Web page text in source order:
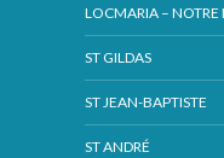
LOCMARIA – NOTRE
ST GILDAS
ST JEAN-BAPTISTE
ST ANDRÉ